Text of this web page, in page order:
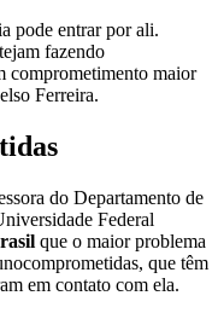
pode entrar por ali.
fazendo
comprometimento maior
Ferreira.
do Departamento de
Federal
que o maior problema
que têm
em contato com ela.